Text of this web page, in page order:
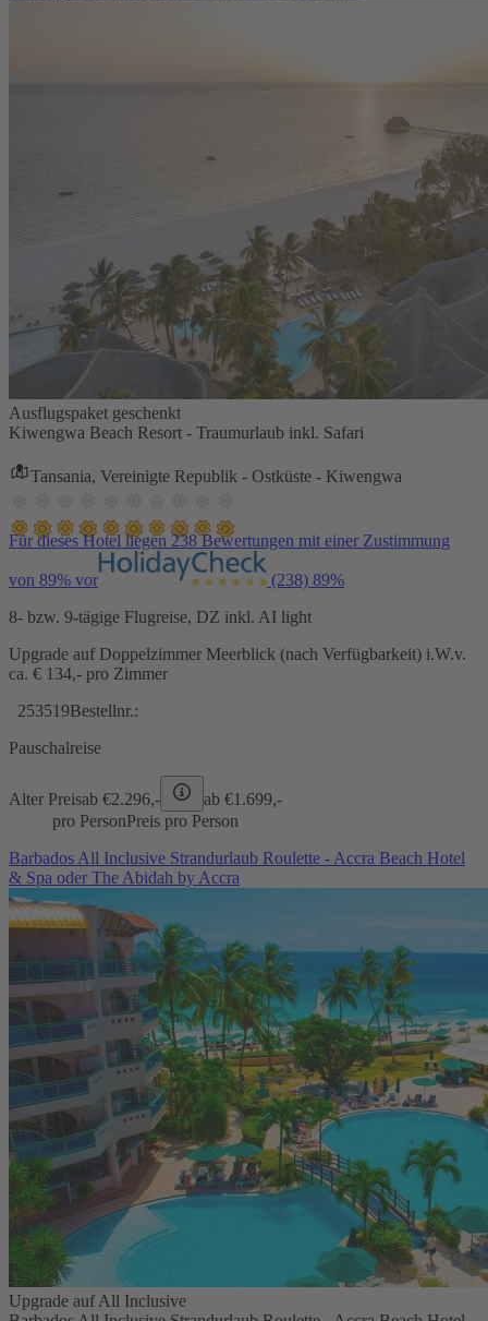
Ausflugspaket geschenkt
Kiwengwa Beach Resort - Traumurlaub inkl. Safari
Tansania, Vereinigte Republik - Ostküste - Kiwengwa
Für dieses Hotel liegen 238 Bewertungen mit einer Zustimmung
von 89% vor (238) 89%
8- bzw. 9-tägige Flugreise, DZ inkl. AI light
Upgrade auf Doppelzimmer Meerblick (nach Verfügbarkeit) i.W.v.
ca. € 134,- pro Zimmer
253519Bestellnr.:
Pauschalreise
Alter Preisab €2.296,- ab €1.699,-
pro PersonPreis pro Person
Barbados All Inclusive Strandurlaub Roulette - Accra Beach Hotel
& Spa oder The Abidah by Accra
Upgrade auf All Inclusive